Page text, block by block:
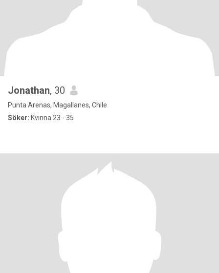
Jonathan, 30
Punta Arenas, Magallanes, Chile
Söker: Kvinna 23 - 35